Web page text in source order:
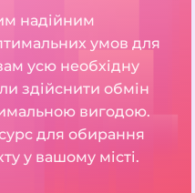
надійним
умов для
усю необхідну
здійснити обмін
вигодою.
для обирання
у вашому місті.